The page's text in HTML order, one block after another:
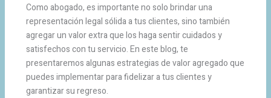
Como abogado, es importante no solo brindar una
representación legal sólida a tus clientes, sino también
agregar un valor extra que los haga sentir cuidados y
satisfechos con tu servicio. En este blog, te
presentaremos algunas estrategias de valor agregado que
puedes implementar para fidelizar a tus clientes y
garantizar su regreso.